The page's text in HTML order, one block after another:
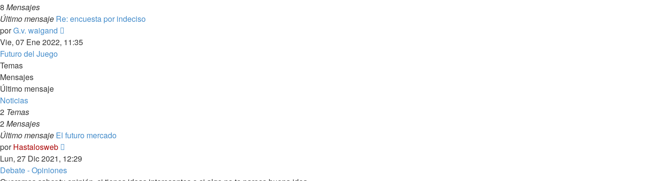
8 Mensajes
Último mensaje Re: encuesta por indeciso
porG.v. waigand
último
Vie, 07 Ene 2022, 11:35
Futuro del Juego
Temas
Mensajes
Último mensaje
Noticias
2 Temas
2Mensajes
Último mensaje El futuro mercado
porHastalosweb
último
mensaje
Lun, 27 Dic 2021, 12:29
Debate - Opiniones